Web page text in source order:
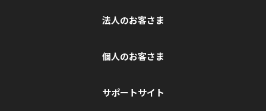
法人のお客さま
個人のお客さま
サポートサイト